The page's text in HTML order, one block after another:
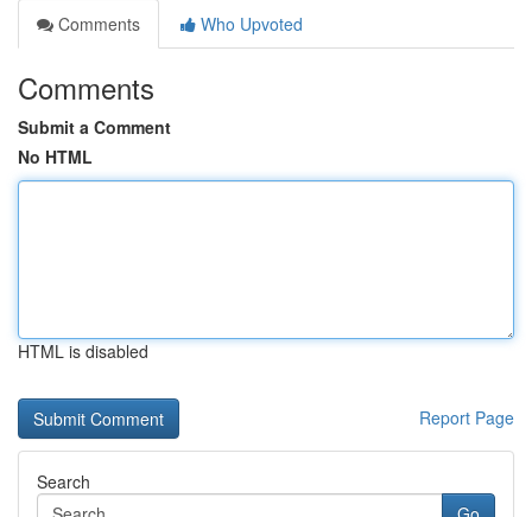
Comments
Who Upvoted
Comments
Submit a Comment
No HTML
HTML is disabled
Report Page
Search